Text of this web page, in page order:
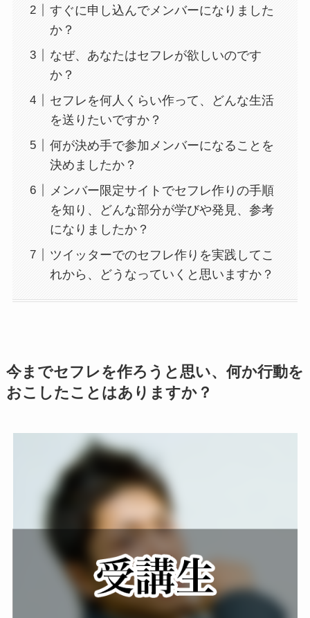
すぐに申し込んでメンバーになりました
か？
なぜ、あなたはセフレが欲しいのです
か？
セフレを何人くらい作って、どんな生活
を送りたいですか？
何が決め手で参加メンバーになることを
決めましたか？
メンバー限定サイトでセフレ作りの手順
を知り、どんな部分が学びや発見、参考
になりましたか？
ツイッターでのセフレ作りを実践してこ
れから、どうなっていくと思いますか？
今までセフレを作ろうと思い、何か行動を
おこしたことはありますか？